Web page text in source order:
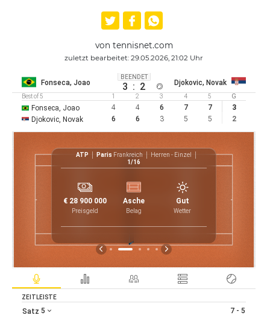
von tennisnet.com
zuletzt bearbeitet: 29.05.2026, 21:02 Uhr
Fonseca, Joao
BEENDET
3 : 2 Djokovic, Novak
Best of 5 1 2 3 4 5 G
Fonseca, Joao 4 4 6 7 7
3
Djokovic, Novak
6 6 3 5 5 2
ATP Paris Frankreich
Herren - Einzel
1/16
€ 28 900 000
Preisgeld
Asche
Belag
Gut
Wetter
ZEITLEISTE
Satz 5 7 - 5